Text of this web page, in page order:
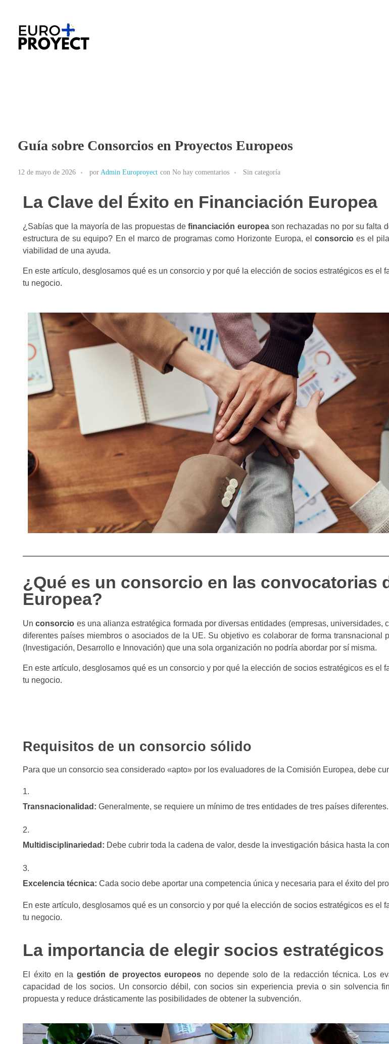
Guía sobre Consorcios en Proyectos Europeos
12 de mayo de 2026 por Admin Europroyect con No hay comentarios Sin categoría
La Clave del Éxito en Financiación Europea
¿Sabías que la mayoría de las propuestas definanciación europeason rechazadas no por su falta
estructura de su equipo? En el marco de programas como Horizonte Europa, el consorcioes el
viabilidad de una ayuda.
En este artículo, desglosamos qué es un consorcio y por qué la elección de socios estratégicos es el
tu negocio.
¿Qué es un consorcio en las convocatorias
Europea?
Unconsorcio es una alianza estratégica formada por diversas entidades (empresas, universidades,
diferentes países miembros o asociados de la UE. Su objetivo es colaborar de forma transnacional
(Investigación, Desarrollo e Innovación) que una sola organización no podría abordar por sí misma.
En este artículo, desglosamos qué es un consorcio y por qué la elección de socios estratégicos es el
tu negocio.
Requisitos de un consorcio sólido
Para que un consorcio sea considerado «apto» por los evaluadores de la Comisión Europea, debe
Transnacionalidad: Generalmente, se requiere un mínimo de tres entidades de tres países diferentes.
Multidisciplinariedad: Debe cubrir toda la cadena de valor, desde la investigación básica hasta la
Excelencia técnica: Cada socio debe aportar una competencia única y necesaria para el éxito del
En este artículo, desglosamos qué es un consorcio y por qué la elección de socios estratégicos es el
tu negocio.
La importancia de elegir socios estratégicos
El éxito en la gestión de proyectos europeos no depende solo de la redacción técnica. Los
capacidad de los socios. Un consorcio débil, con socios sin experiencia previa o sin solvencia
propuesta y reduce drásticamente las posibilidades de obtener la subvención.